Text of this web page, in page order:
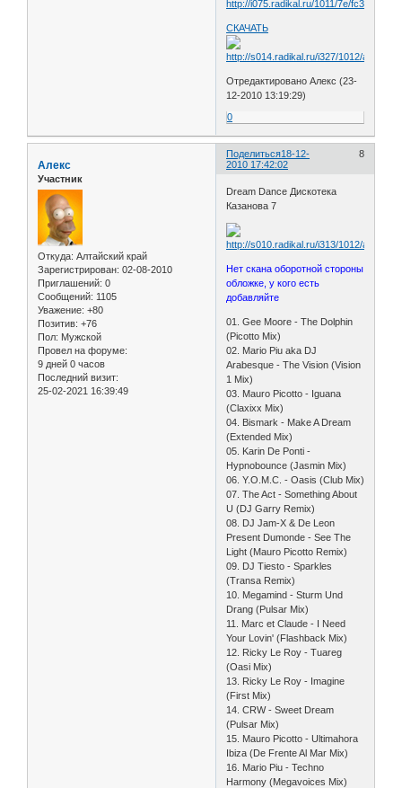
СКАЧАТЬ
Отредактировано Алекс (23-
12-2010 13:19:29)
0
Поделиться 8
18-12-
2010 17:42:02
Алекс
Участник
Откуда: Алтайский край
Зарегистрирован: 02-08-2010
Приглашений: 0
Сообщений: 1105
Уважение: +80
Позитив: +76
Пол: Мужской
Провел на форуме:
9 дней 0 часов
Последний визит:
25-02-2021 16:39:49
Dream Dance Дискотека
Казанова 7
Нет скана оборотной стороны
обложке, у кого есть
добавляйте
01. Gee Moore - The Dolphin
(Picotto Mix)
02. Mario Piu aka DJ
Arabesque - The Vision (Vision
1 Mix)
03. Mauro Picotto - Iguana
(Claxixx Mix)
04. Bismark - Make A Dream
(Extended Mix)
05. Karin De Ponti -
Hypnobounce (Jasmin Mix)
06. Y.O.M.C. - Oasis (Club Mix)
07. The Act - Something About
U (DJ Garry Remix)
08. DJ Jam-X & De Leon
Present Dumonde - See The
Light (Mauro Picotto Remix)
09. DJ Tiesto - Sparkles
(Transa Remix)
10. Megamind - Sturm Und
Drang (Pulsar Mix)
11. Marc et Claude - I Need
Your Lovin' (Flashback Mix)
12. Ricky Le Roy - Tuareg
(Oasi Mix)
13. Ricky Le Roy - Imagine
(First Mix)
14. CRW - Sweet Dream
(Pulsar Mix)
15. Mauro Picotto - Ultimahora
Ibiza (De Frente Al Mar Mix)
16. Mario Piu - Techno
Harmony (Megavoices Mix)